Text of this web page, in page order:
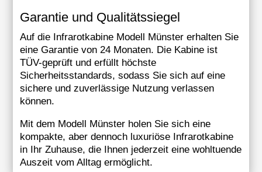
Garantie und Qualitätssiegel
Auf die Infrarotkabine Modell Münster erhalten Sie
eine Garantie von 24 Monaten. Die Kabine ist
TÜV-geprüft und erfüllt höchste
Sicherheitsstandards, sodass Sie sich auf eine
sichere und zuverlässige Nutzung verlassen
können.
Mit dem Modell Münster holen Sie sich eine
kompakte, aber dennoch luxuriöse Infrarotkabine
in Ihr Zuhause, die Ihnen jederzeit eine wohltuende
Auszeit vom Alltag ermöglicht.